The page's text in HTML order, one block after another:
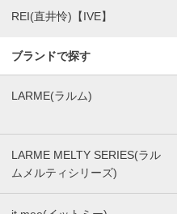
REI(直井怜)【IVE】
ブランドで探す
LARME(ラルム)
LARME MELTY SERIES(ラル
ムメルティシリーズ)